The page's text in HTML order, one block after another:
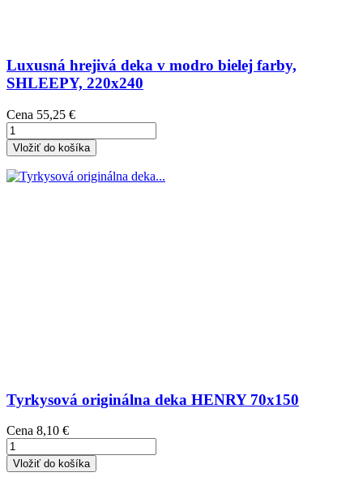
Luxusná hrejivá deka v modro bielej farby,
SHLEEPY, 220x240
Cena 55,25 €
Vložiť do košíka
Tyrkysová originálna deka HENRY 70x150
Cena 8,10 €
Vložiť do košíka